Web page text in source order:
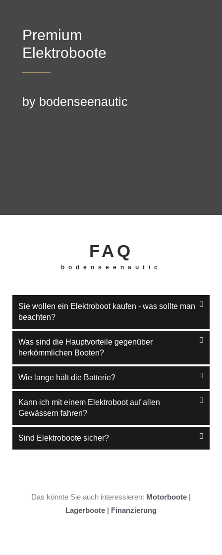
Premium
Elektroboote
by bodenseenautic
FAQ
bodenseenautic
Sie wollen ein Elektroboot kaufen - was sollte man
beachten?
Was sind die Hauptvorteile gegenüber
herkömmlichen Booten?
Wie lange hält die Batterie?
Kann ich mit einem Elektroboot auf allen
Gewässern fahren?
Sind Elektroboote sicher?
Das könnte Sie auch interessieren: Motorboote |
Lagerboote | Finanzierung